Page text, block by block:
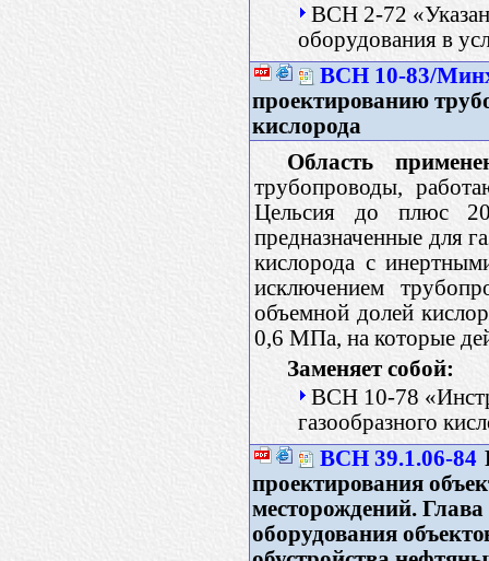
ВСН 2-72
оборудования в
ВСН 10-83/
проектированию
кислорода
Область
трубопроводы,
Цельсия до плюс
предназначенные для
кислорода с
исключением
объемной долей
0,6 МПа, на которые
Заменяет собой:
ВСН 10-78
газообразного
ВСН 39.1.06-84
проектирования
месторождений. Глава
оборудования